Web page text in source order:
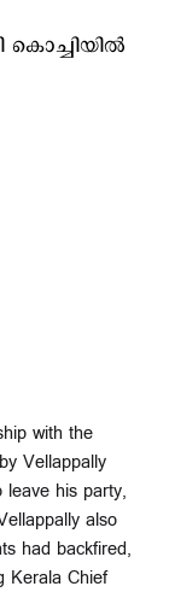
കൊച്ചിയില്‍
with the
Vellappally
leave his party,
also
had backfired,
Kerala Chief